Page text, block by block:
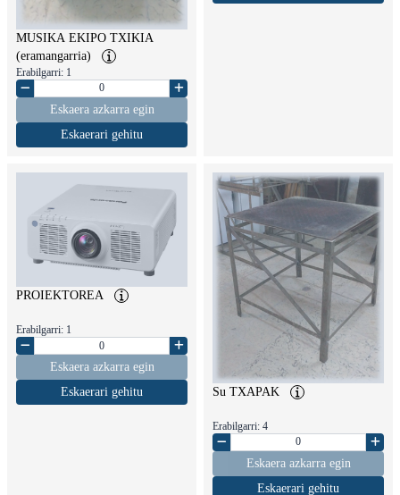
MUSIKA EKIPO TXIKIA
(eramangarria)
Erabilgarri: 1
Eskaera azkarra egin
Eskaerari gehitu
PROIEKTOREA
Erabilgarri: 1
Eskaera azkarra egin
Eskaerari gehitu
Su TXAPAK
Erabilgarri: 4
Eskaera azkarra egin
Eskaerari gehitu